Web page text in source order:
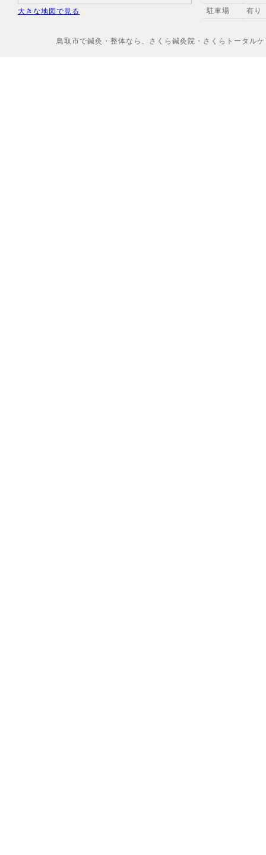
大きな地図で見る
駐車場
有り
鳥取市で鍼灸・整体なら、さくら鍼灸院・さくらトータ